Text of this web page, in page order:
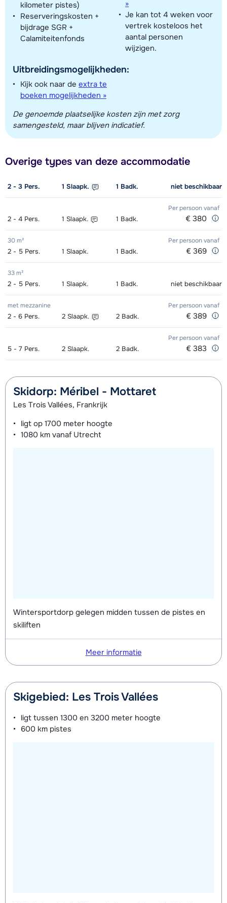
kilometer pistes)
Reserveringskosten +
bijdrage SGR +
Calamiteitenfonds
Uitbreidingsmogelijkheden:
Kijk ook naar de extra te
boeken mogelijkheden »
»
Je kan tot 4 weken voor
vertrek kosteloos het
aantal personen
wijzigen.
De genoemde plaatselijke kosten zijn met zorg
samengesteld, maar blijven indicatief.
Overige types van deze accommodatie
2 - 3 Pers. 1 Slaapk. 1 Badk. niet beschikbaar
Per persoonvanaf
2 - 4 Pers. 1 Slaapk. 1 Badk. € 380
30 m² Per persoonvanaf
2 - 5 Pers. 1 Slaapk. 1 Badk. € 369
33 m²
2 - 5 Pers. 1 Slaapk. 1 Badk. niet beschikbaar
met mezzanine Per persoonvanaf
2 - 6 Pers. 2 Slaapk. 2 Badk. € 389
Per persoonvanaf
5 - 7 Pers. 2 Slaapk. 2 Badk. € 383
Skidorp: Méribel - Mottaret
Les Trois Vallées, Frankrijk
ligt op 1700 meter hoogte
1080 km vanaf Utrecht
Wintersportdorp gelegen midden tussen de pistes en
skiliften
Meer informatie
Skigebied: Les Trois Vallées
ligt tussen 1300 en 3200 meter hoogte
600 km pistes